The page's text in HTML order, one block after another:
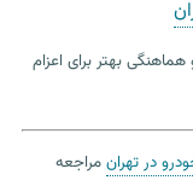
بهتر برای اعزام
در تهرانمراجعه